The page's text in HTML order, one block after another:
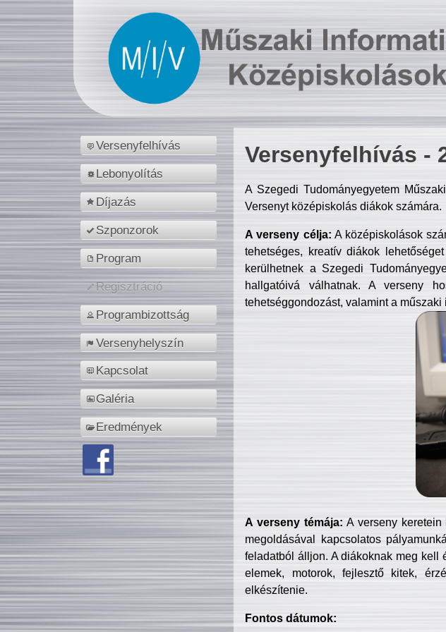
Versenyfelhívás
Lebonyolítás
Díjazás
Szponzorok
Program
Regisztráció
Programbizottság
Versenyhelyszín
Kapcsolat
Galéria
Eredmények
Versenyfelhívás -
A Szegedi Tudományegyetem
Versenyt középiskolás diákok számára.
A verseny célja: A középiskolások
tehetséges, kreatív diákok
kerülhetnek a Szegedi
hallgatóivá válhatnak. A verseny
tehetséggondozást, valamint a
A verseny témája: A verseny
megoldásával kapcsolatos
feladatból álljon. A diákoknak meg kell
elemek, motorok, fejlesztő kitek,
elkészítenie.
Fontos dátumok: